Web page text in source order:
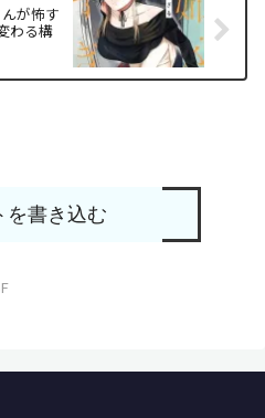
が怖す
わる構
を書き込む